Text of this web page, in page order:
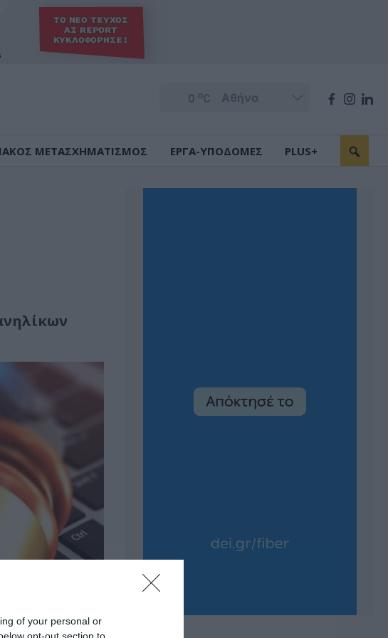
of your personal or
opt-out section to
0 oC
ΜΕΤΑΣΧΗΜΑΤΙΣΜΟΣ ΕΡΓΑ-ΥΠΟΔΟΜΕΣ PLUS+